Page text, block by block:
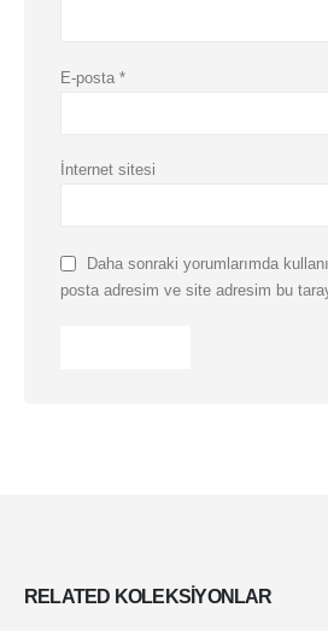
E-posta *
İnternet sitesi
Daha sonraki yorumlarımda
posta adresim ve site adresim bu
RELATED KOLEKSIYONLAR